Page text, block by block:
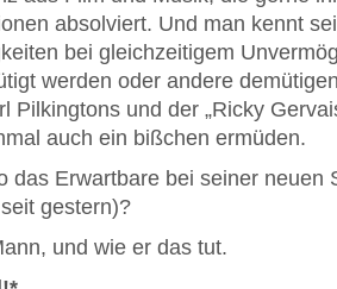
absolviert. Und man kennt
bei gleichzeitigem
werden oder andere
Pilkingtons und der „Ricky
auch ein bißchen ermüden.
das Erwartbare bei seiner neuen
gestern)?
und wie er das tut.